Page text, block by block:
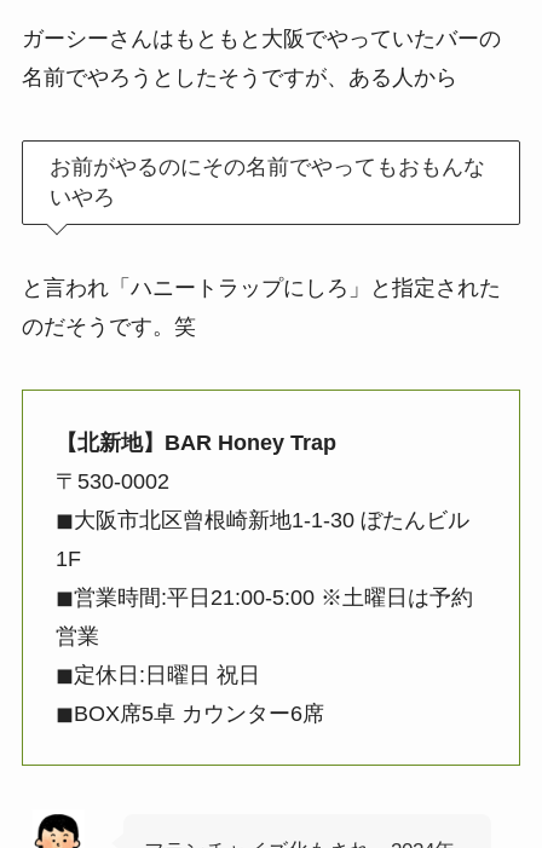
ガーシーさんはもともと大阪でやっていたバーの
名前でやろうとしたそうですが、ある人から
お前がやるのにその名前でやってもおもんな
いやろ
と言われ「ハニートラップにしろ」と指定された
のだそうです。笑
【北新地】BAR Honey Trap
〒530-0002
◼︎大阪市北区曾根崎新地1-1-30 ぼたんビル
1F
◼︎営業時間:平日21:00-5:00 ※土曜日は予約
営業
◼︎定休日:日曜日 祝日
◼︎BOX席5卓 カウンター6席